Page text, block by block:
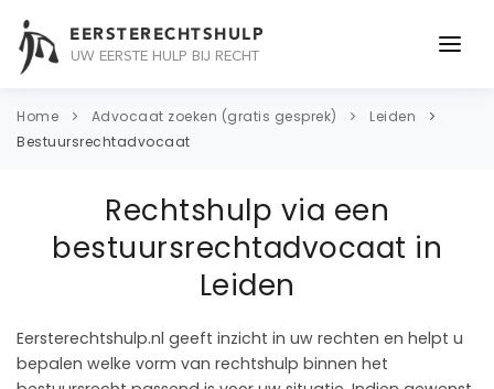
EERSTERECHTSHULP
UW EERSTE HULP BIJ RECHT
ONDERWERPEN
ADVOCAAT
OVER ONS
Home Advocaat zoeken (gratis gesprek)
Leiden
Bestuursrechtadvocaat
Rechtshulp via een
bestuursrechtadvocaat in
Leiden
Eersterechtshulp.nl geeft inzicht in uw rechten en helpt u
bepalen welke vorm van rechtshulp binnen het